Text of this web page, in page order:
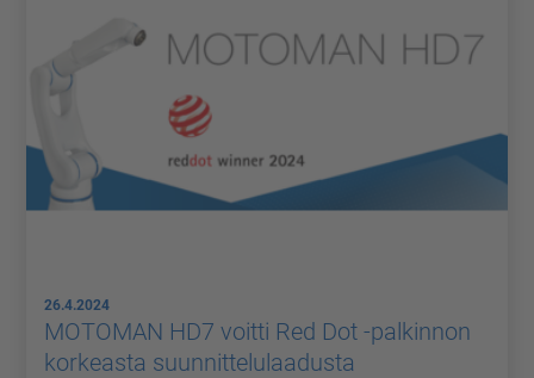
26.4.2024
MOTOMAN HD7 voitti Red Dot -palkinnon
korkeasta suunnittelulaadusta